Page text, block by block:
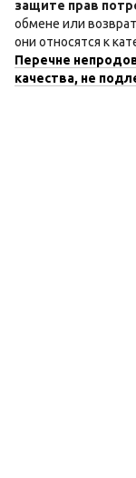
защите прав
обмене или
они относятся к
Перечне
качества, не